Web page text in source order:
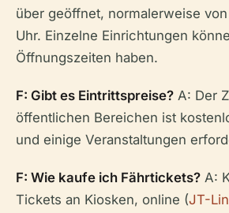
über geöffnet, normalerweise
Uhr. Einzelne Einrichtungen
Öffnungszeiten haben.
F: Gibt es Eintrittspreise? A: Der
öffentlichen Bereichen ist
und einige Veranstaltungen
F: Wie kaufe ich Fährtickets? A:
Tickets an Kiosken, online (JT-